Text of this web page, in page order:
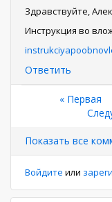
Здравствуйте,
Инструкция во
Ответить
страниц
Первая
страница
« Первая
Показать все
Войдите или